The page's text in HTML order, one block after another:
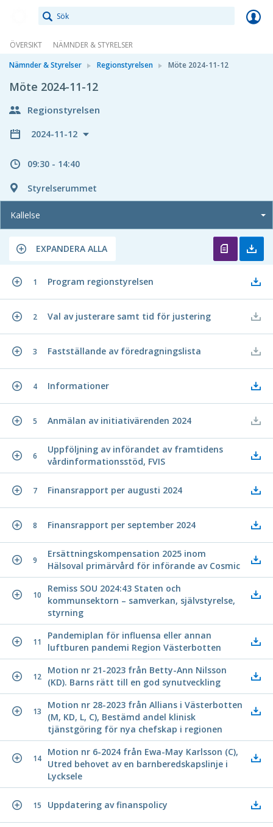
ÖVERSIKT
NÄMNDER & STYRELSER
Nämnder & Styrelser
Regionstyrelsen Möte 2024-11-12
Möte 2024-11-12
Regionstyrelsen
2024-11-12
09:30 - 14:40
Styrelserummet
Kallelse
EXPANDERA ALLA
1 Program regionstyrelsen
2 Val av justerare samt tid för justering
3 Fastställande av föredragningslista
4 Informationer
5 Anmälan av initiativärenden 2024
6
Uppföljning av införandet av framtidens
vårdinformationsstöd, FVIS
7 Finansrapport per augusti 2024
8 Finansrapport per september 2024
9
Ersättningskompensation 2025 inom
Hälsoval primärvård för införande av Cosmic
10
Remiss SOU 2024:43 Staten och
kommunsektorn – samverkan, självstyrelse,
styrning
11
Pandemiplan för influensa eller annan
luftburen pandemi Region Västerbotten
12
Motion nr 21-2023 från Betty-Ann Nilsson
(KD). Barns rätt till en god synutveckling
13
Motion nr 28-2023 från Allians i Västerbotten
(M, KD, L, C), Bestämd andel klinisk
tjänstgöring för nya chefskap i regionen
14
Motion nr 6-2024 från Ewa-May Karlsson (C),
Utred behovet av en barnberedskapslinje i
Lycksele
15 Uppdatering av finanspolicy